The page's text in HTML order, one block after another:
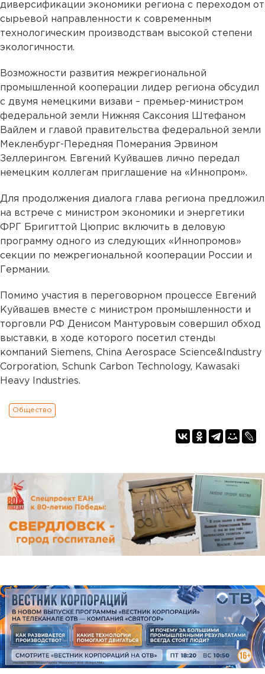
диверсификации экономики региона с переходом от
сырьевой направленности к современным
технологическим производствам высокой степени
экологичности.
Возможности развития межрегиональной
промышленной кооперации лидер региона обсудил
с двумя немецкими визави – премьер-министром
федеральной земли Нижняя Саксония Штефаном
Вайлем и главой правительства федеральной земли
Мекленбург-Передняя Померания Эрвином
Зеллерингом. Евгений Куйвашев лично передал
немецким коллегам приглашение на «Иннопром».
Для продолжения диалога глава региона предложил
на встрече с министром экономики и энергетики
ФРГ Бригиттой Цюприс включить в деловую
программу одного из следующих «Иннопромов»
секции по межрегиональной кооперации России и
Германии.
Помимо участия в переговорном процессе Евгений
Куйвашев вместе с министром промышленности и
торговли РФ Денисом Мантуровым совершил обход
выставки, в ходе которого посетил стенды
компаний Siemens, China Aerospace Science&Industry
Corporation, Schunk Carbon Technology, Kawasaki
Heavy Industries.
Общество